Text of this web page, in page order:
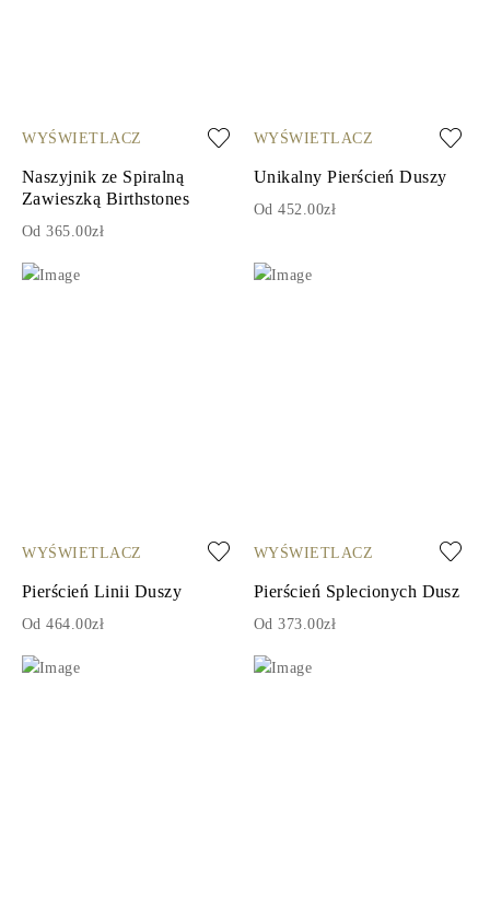
WYŚWIETLACZ
Naszyjnik ze Spiralną
Zawieszką Birthstones
Od 365.00zł
WYŚWIETLACZ
Unikalny Pierścień Duszy
Od 452.00zł
WYŚWIETLACZ
Pierścień Linii Duszy
Od 464.00zł
WYŚWIETLACZ
Pierścień Splecionych Dusz
Od 373.00zł